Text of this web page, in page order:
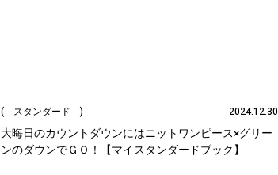
( スタンダード ) 2024.12.30
大晦日のカウントダウンにはニットワンピース×グリー
ンのダウンでＧＯ！【マイスタンダードブック】